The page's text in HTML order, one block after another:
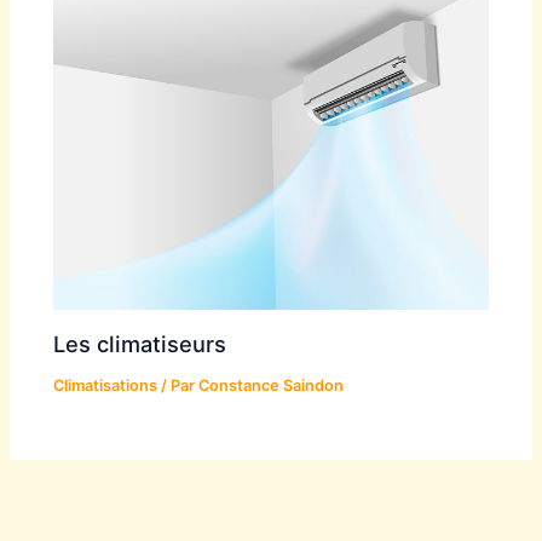
Les climatiseurs
Climatisations / ParConstance Saindon